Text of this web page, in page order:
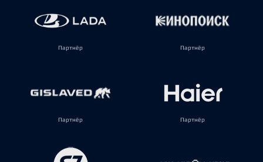
Партнёр Партнёр
Партнёр Партнёр